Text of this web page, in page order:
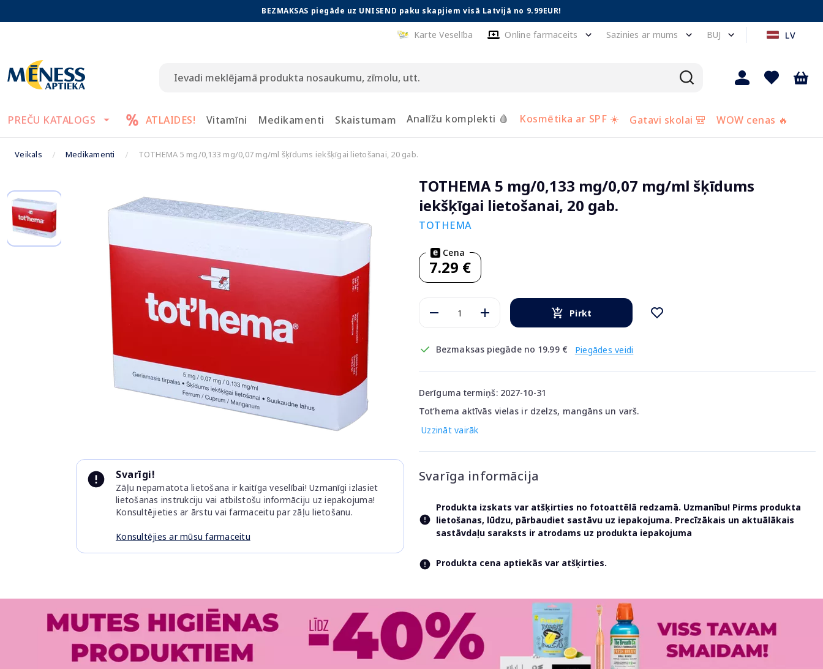
BEZMAKSAS piegāde uz UNISEND paku skapjiem visā Latvijā no 9.99EUR!
Karte Veselība Online farmaceits Sazinies ar mums BUJ LV
PREČU KATALOGS ATLAIDES! Vitamīni Medikamenti Skaistumam Analīžu komplekti 🩸 Kosmētika ar SPF ☀️ Gatavi skolai 🎒 WOW cenas 🔥
Veikals Medikamenti TOTHEMA 5 mg/0,133 mg/0,07 mg/ml šķīdums iekšķīgai lietošanai, 20 gab.
of
Svarīgi!
Zāļu nepamatota lietošana ir kaitīga veselībai! Uzmanīgi izlasiet
lietošanas instrukciju vai atbilstošu informāciju uz iepakojuma!
Konsultējieties ar ārstu vai farmaceitu par zāļu lietošanu.
Konsultējies ar mūsu farmaceitu
TOTHEMA 5 mg/0,133 mg/0,07 mg/ml šķīdums
iekšķīgai lietošanai, 20 gab.
TOTHEMA
Cena
7.29 €
Pirkt
Bezmaksas piegāde no 19.99 € Piegādes veidi
Derīguma termiņš: 2027-10-31
Tot’hema aktīvās vielas ir dzelzs, mangāns un varš.
Uzzināt vairāk
Svarīga informācija
Produkta izskats var atšķirties no fotoattēlā redzamā. Uzmanību! Pirms produkta
lietošanas, lūdzu, pārbaudiet sastāvu uz iepakojuma. Precīzākais un aktuālākais
sastāvdaļu saraksts ir atrodams uz produkta iepakojuma
Produkta cena aptiekās var atšķirties.